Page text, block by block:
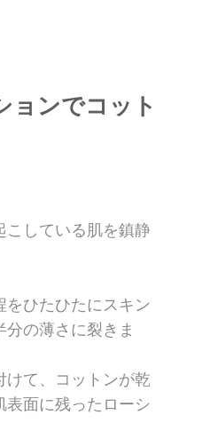
ンでコット
こしている肌を鎮静
ひたひたにスキン
分の薄さに裂きま
けて、コットンが乾
表面に残ったローシ